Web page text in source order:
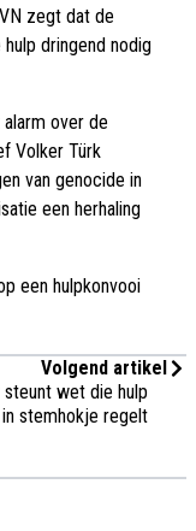
zegt dat de
dringend nodig
over de
Volker Türk
van genocide in
een herhaling
een hulpkonvooi
Volgend artikel
steunt wet die hulp
in stemhokje regelt